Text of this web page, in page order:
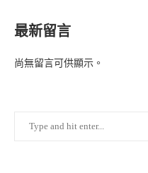
最新留言
尚無留言可供顯示。